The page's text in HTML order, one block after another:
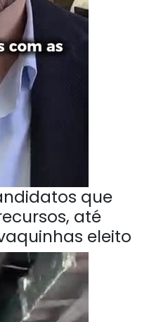
que
até
eleito